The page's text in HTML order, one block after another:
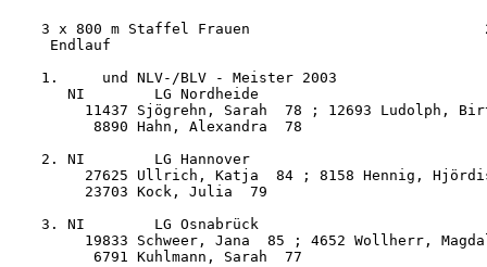
3 x 800 m Staffel Frauen
   Endlauf
  1.     und NLV-/BLV - Meister 2003
NI        LG Nordheide
11437 Sjögrehn, Sarah  78 ; 12693 Ludolph,
        8890 Hahn, Alexandra  78
2. NI        LG Hannover
27625 Ullrich, Katja  84 ; 8158 Hennig,
       23703 Kock, Julia  79
3. NI        LG Osnabrück
19833 Schweer, Jana  85 ; 4652 Wollherr,
        6791 Kuhlmann, Sarah  77